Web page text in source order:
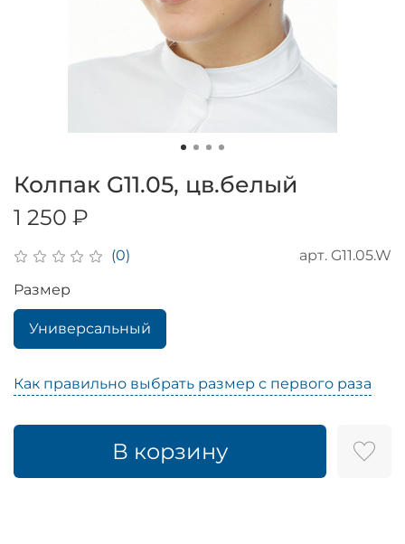
(0) арт. G11.05.W
Колпак G11.05, цв.белый
1 250 ₽
Как правильно выбрать размер с первого раза
В корзину
Размер
Универсальный